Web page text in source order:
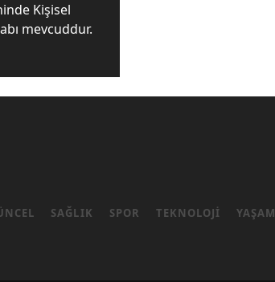
Kişisel
mevcuddur.
SAĞLIK SPOR TEKNOLOJI YAŞAM